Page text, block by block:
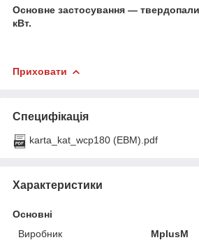
Основне застосування ―
кВт.
Приховати
Специфікація
karta_kat_wcp180 (EBM).pdf
Характеристики
Основні
Виробник
MplusM